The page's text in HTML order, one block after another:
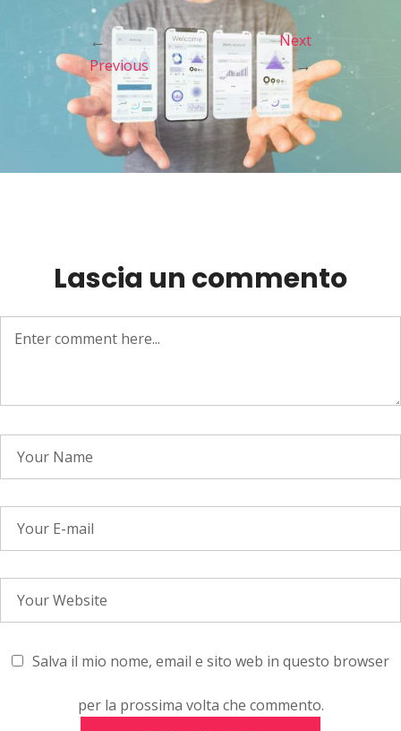
←
Previous
Next
→
Lascia un commento
Salva il mio nome, email e sito web in questo browser
per la prossima volta che commento.